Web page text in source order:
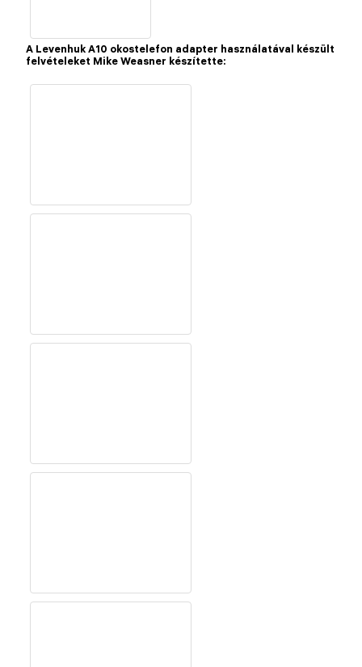
A Levenhuk A10 okostelefon adapter használatával készült
felvételeket Mike Weasner készítette: